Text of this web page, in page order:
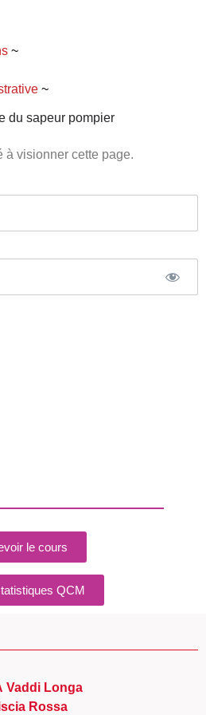
~
~
du sapeur pompier
à visionner cette page.
le cours
QCM
Vaddi Longa
Rossa